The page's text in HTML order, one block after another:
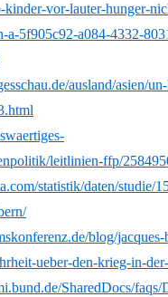
kinder-vor-lauter-hunger-
a-5f905c92-a084-4332-
ausland/asien/
leitlinien-ffp/
statistik/daten/studie/
blog/jacques-
ueber-den-krieg-in-
SharedDocs/